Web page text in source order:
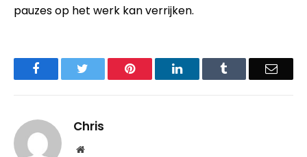
pauzes op het werk kan verrijken.
Facebook Pinterest LinkedIn Email
Chris
Website